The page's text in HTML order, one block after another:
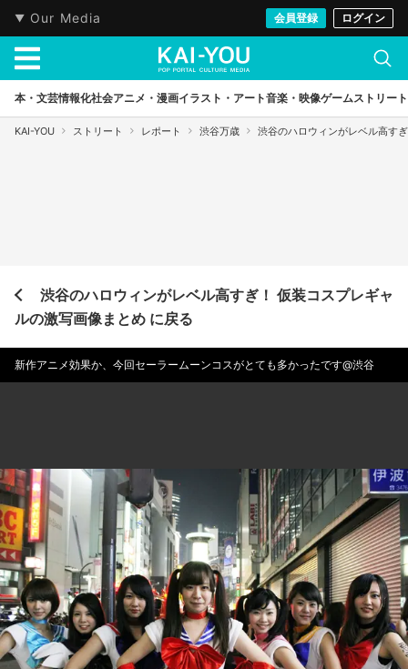
Our Media 会員登録 ログイン
本・文芸情報化社会アニメ・漫画イラスト・アート音楽・映像ゲームストリート
KAI-YOU ストリート レポート 渋谷万歳 渋谷のハロウィンがレベル高す
渋谷のハロウィンがレベル高すぎ！ 仮装コスプレギャ
ルの激写画像まとめ に戻る
新作アニメ効果か、今回セーラームーンコスがとても多かったです@渋谷